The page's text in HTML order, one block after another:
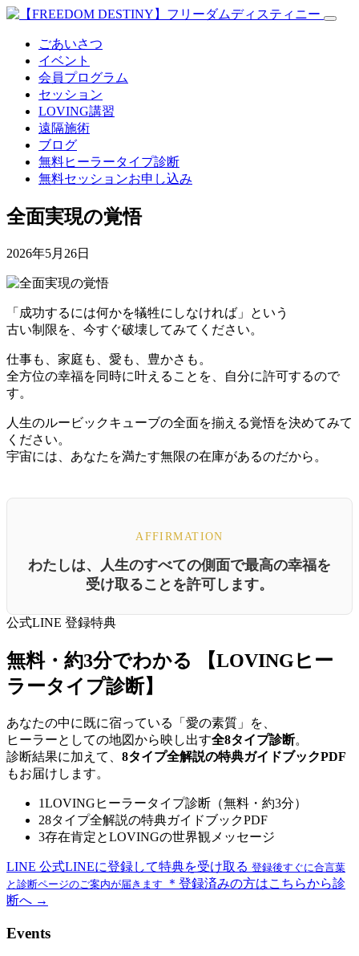
ごあいさつ
イベント
会員プログラム
セッション
LOVING講習
遠隔施術
ブログ
無料ヒーラータイプ診断
無料セッションお申し込み
全面実現の覚悟
2026年5月26日
「成功するには何かを犠牲にしなければ」という
古い制限を、今すぐ破壊してみてください。
仕事も、家庭も、愛も、豊かさも。
全方位の幸福を同時に叶えることを、自分に許可するので
す。
人生のルービックキューブの全面を揃える覚悟を決めてみて
ください。
宇宙には、あなたを満たす無限の在庫があるのだから。
AFFIRMATION
わたしは、人生のすべての側面で最高の幸福を
受け取ることを許可します。
公式LINE 登録特典
無料・約3分でわかる
【LOVINGヒー
ラータイプ診断】
あなたの中に既に宿っている「愛の素質」を、
ヒーラーとしての地図から映し出す全8タイプ診断。
診断結果に加えて、 8タイプ全解説の特典ガイドブックPDF
もお届けします。
1LOVINGヒーラータイプ診断（無料・約3分）
28タイプ全解説の特典ガイドブックPDF
3存在肯定とLOVINGの世界観メッセージ
LINE 公式LINEに登録して特典を受け取る 登録後すぐに合言葉
と診断ページのご案内が届きます
＊登録済みの方はこちらから診
断へ →
Events